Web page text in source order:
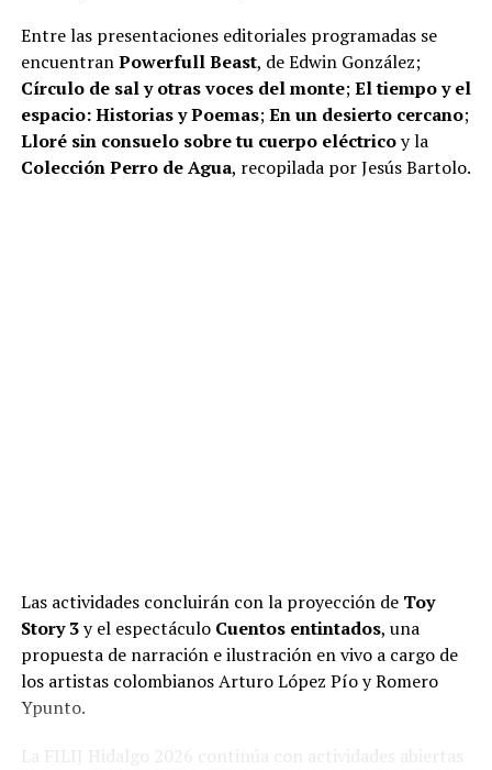
Entre las presentaciones editoriales programadas se
encuentranPowerfull Beast, de Edwin González;
Círculo de sal y otras voces del monte;El tiempo y el
espacio: Historias y Poemas;En un desierto cercano;
Lloré sin consuelo sobre tu cuerpo eléctricoy la
Colección Perro de Agua, recopilada por Jesús Bartolo.
Las actividades concluirán con la proyección de Toy
Story 3y el espectáculo Cuentos entintados, una
propuesta de narración e ilustración en vivo a cargo de
los artistas colombianos Arturo López Pío y Romero
Ypunto.
La FILIJ Hidalgo 2026 continúa con actividades abiertas